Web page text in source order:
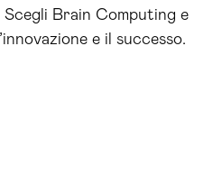
Scegli Brain Computing e
e il successo.